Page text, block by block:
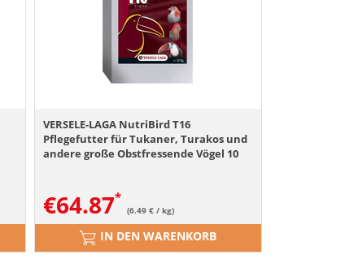
VERSELE-LAGA NutriBird T16
Pflegefutter für Tukaner, Turakos und
andere große Obstfressende Vögel 10
€64.87 (6.49 € / kg)
IN DEN WARENKORB